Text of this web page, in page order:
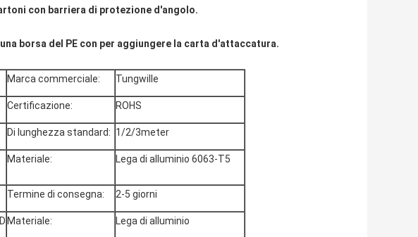
con barriera di protezione d'angolo.
borsa del PE con per aggiungere la carta d'attaccatura.
Marca commerciale: Tungwille
Certificazione: ROHS
Di lunghezza standard: 1/2/3meter
Materiale: Lega di alluminio 6063-T5
Termine di consegna: 2-5 giorni
Materiale: Lega di alluminio